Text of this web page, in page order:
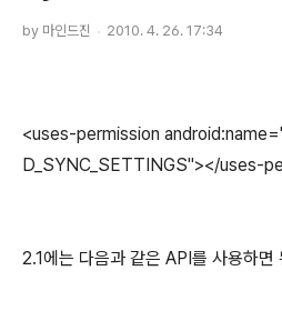
by 마인드진 2010. 4. 26. 17:34
<uses-permission
D_SYNC_SETTINGS"></uses-
2.1에는 다음과 같은 API를 사용하면